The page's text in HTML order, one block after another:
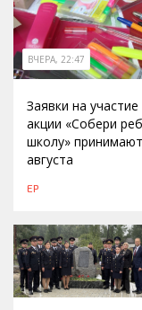
ВЧЕРА, 22:47
Заявки на участие
акции «Собери
школу»
августа
ЕР